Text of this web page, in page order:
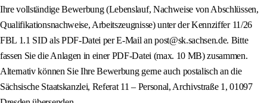
Ihre vollständige Bewerbung (Lebenslauf, Nachweise von Abschlüssen,
Qualifikationsnachweise, Arbeitszeugnisse) unter der Kennziffer 11/26
FBL 1.1 SID als PDF-Datei per E-Mail an post@sk.sachsen.de. Bitte
fassen Sie die Anlagen in einer PDF-Datei (max. 10 MB) zusammen.
Alternativ können Sie Ihre Bewerbung gerne auch postalisch an die
Sächsische Staatskanzlei, Referat 11 – Personal, Archivstraße 1, 01097